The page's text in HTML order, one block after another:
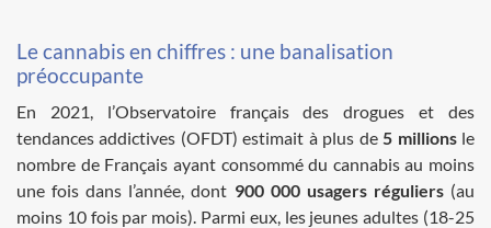
Le cannabis en chiffres : une banalisation
préoccupante
En 2021, l’Observatoire français des drogues et des
tendances addictives (OFDT) estimait à plus de5 millionsle
nombre de Français ayant consommé du cannabis au moins
une fois dans l’année, dont 900 000 usagers réguliers(au
moins 10 fois par mois). Parmi eux, les jeunes adultes (18-25